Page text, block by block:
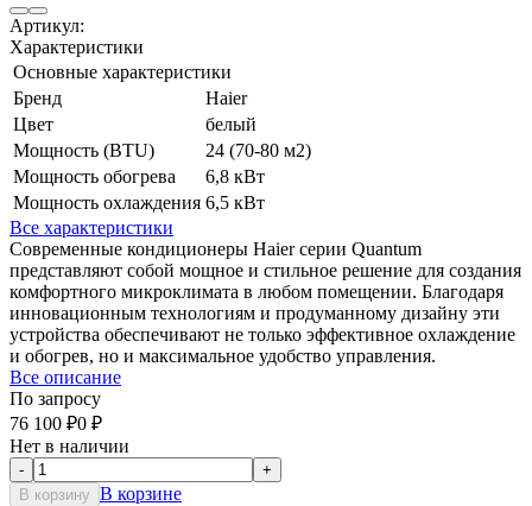
Артикул:
Характеристики
Основные характеристики
Бренд
Haier
Цвет
белый
Мощность (BTU)
24 (70-80 м2)
Мощность обогрева
6,8 кВт
Мощность охлаждения 6,5 кВт
Все характеристики
Современные кондиционеры Haier серии Quantum
представляют собой мощное и стильное решение для создания
комфортного микроклимата в любом помещении. Благодаря
инновационным технологиям и продуманному дизайну эти
устройства обеспечивают не только эффективное охлаждение
и обогрев, но и максимальное удобство управления.
Все описание
По запросу
76 100 ₽0 ₽
Нет в наличии
-
+
В корзину В корзине